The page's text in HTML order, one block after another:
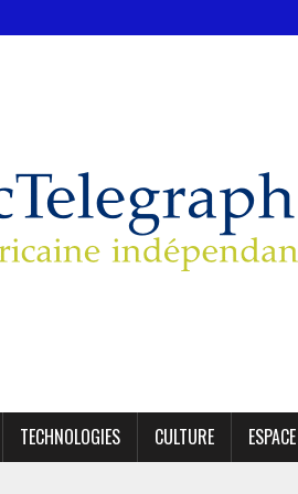
TECHNOLOGIES CULTURE